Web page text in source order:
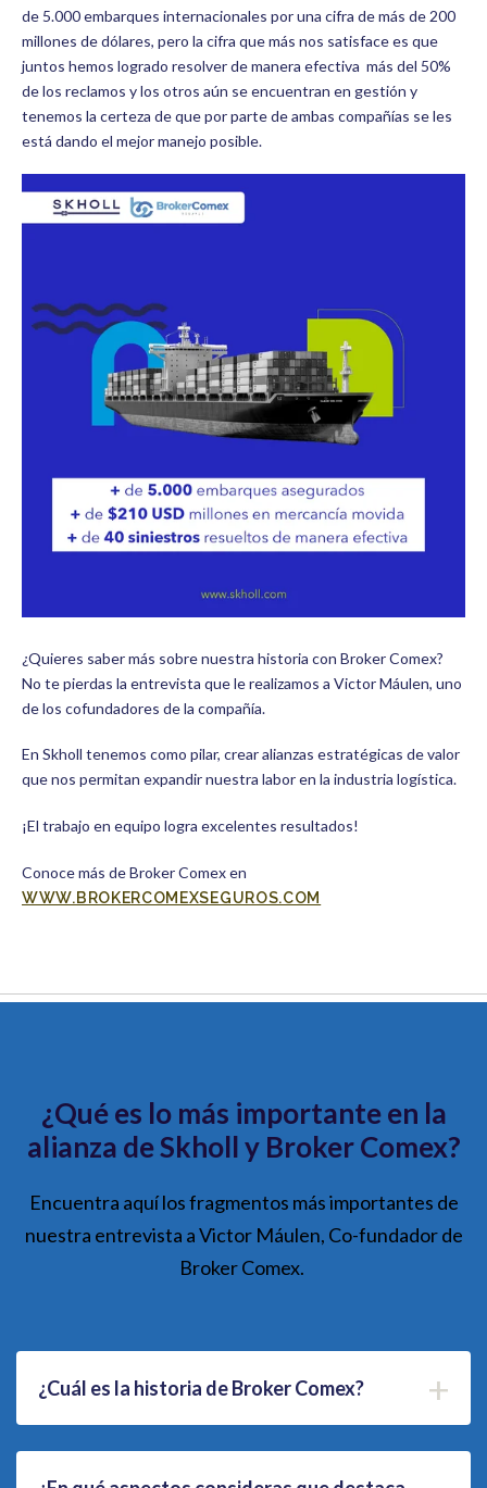
de 5.000 embarques internacionales por una cifra de más de 200
millones de dólares, pero la cifra que más nos satisface es que
juntos hemos logrado resolver de manera efectiva más del 50%
de los reclamos y los otros aún se encuentran en gestión y
tenemos la certeza de que por parte de ambas compañías se les
está dando el mejor manejo posible.
¿Quieres saber más sobre nuestra historia con Broker Comex?
No te pierdas la entrevista que le realizamos a Victor Máulen, uno
de los cofundadores de la compañía.
En Skholl tenemos como pilar, crear alianzas estratégicas de valor
que nos permitan expandir nuestra labor en la industria logística.
¡El trabajo en equipo logra excelentes resultados!
Conoce más de Broker Comex en
WWW.BROKERCOMEXSEGUROS.COM
¿Qué es lo más importante en la
alianza de Skholl y Broker Comex?
Encuentra aquí los fragmentos más importantes de
nuestra entrevista a Victor Máulen, Co-fundador de
Broker Comex.
+
¿Cuál es la historia de Broker Comex?